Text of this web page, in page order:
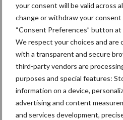
your consent will be valid across
change or withdraw your
“Consent Preferences” button
We respect your choices and
with a transparent and secure
third-party vendors are
purposes and special features:
information on a device,
advertising and content
and services development,
mest
techniek,
Brussel
groen licht